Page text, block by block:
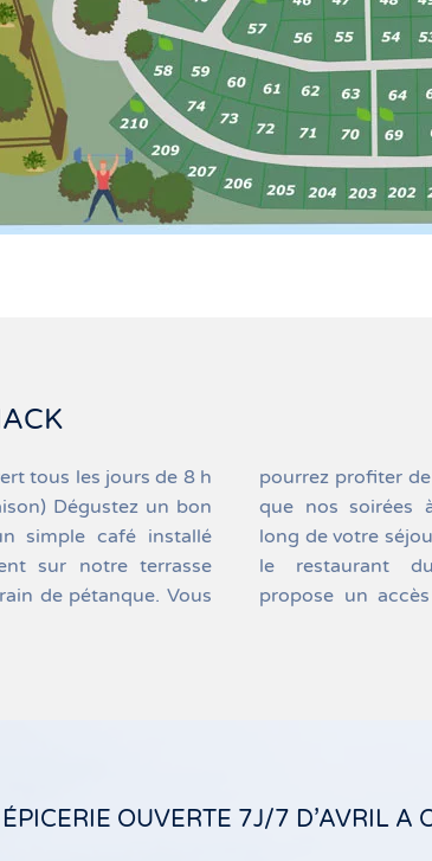
tous les jours de 8 h
Dégustez un bon
simple café installé
sur notre terrasse
de pétanque. Vous
de nos activités ainsi
à thèmes tout au
De juillet à août,
du camping vous
au « Snacking »
rapide le midi et tous
différents (pizzas,
paninis…) à
ÉPICERIE OUVERTE 7J/7 D’AVRIL A